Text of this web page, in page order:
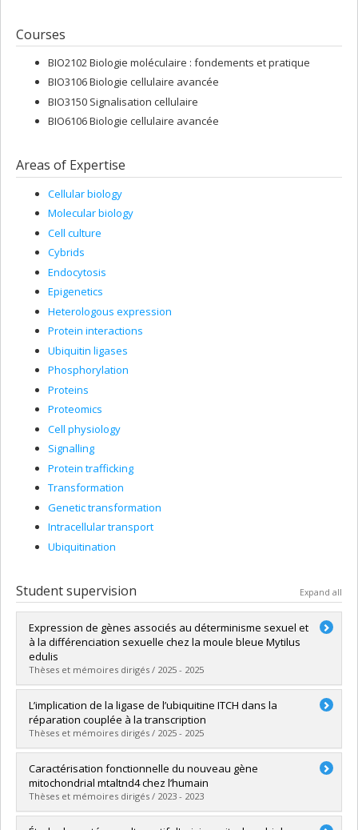
Courses
BIO2102 Biologie moléculaire : fondements et pratique
BIO3106 Biologie cellulaire avancée
BIO3150 Signalisation cellulaire
BIO6106 Biologie cellulaire avancée
Areas of Expertise
Cellular biology
Molecular biology
Cell culture
Cybrids
Endocytosis
Epigenetics
Heterologous expression
Protein interactions
Ubiquitin ligases
Phosphorylation
Proteins
Proteomics
Cell physiology
Signalling
Protein trafficking
Transformation
Genetic transformation
Intracellular transport
Ubiquitination
Student supervision Expand all
Expression de gènes associés au déterminisme sexuel et
à la différenciation sexuelle chez la moule bleue Mytilus
edulis
Thèses et mémoires dirigés / 2025 - 2025
Graduate : Touchette, Laurie
Cycle :Master's
Grade :M. Sc.
Lien vers le document dans Papyrus
L’implication de la ligase de l’ubiquitine ITCH dans la
réparation couplée à la transcription
Thèses et mémoires dirigés / 2025 - 2025
Graduate :Campbell, Amy
Cycle :Master's
Grade :M. Sc.
Lien vers le document dans Papyrus
Caractérisation fonctionnelle du nouveau gène
mitochondrial mtaltnd4 chez l’humain
Thèses et mémoires dirigés / 2023 - 2023